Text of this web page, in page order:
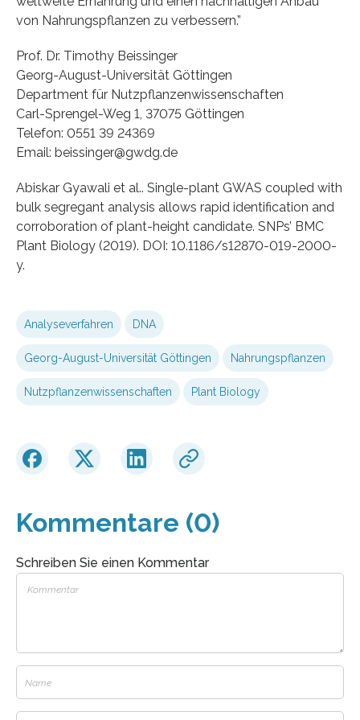
von Nahrungspflanzen zu verbessern.”
Prof. Dr. Timothy Beissinger
Georg-August-Universität Göttingen
Department für Nutzpflanzenwissenschaften
Carl-Sprengel-Weg 1, 37075 Göttingen
Telefon: 0551 39 24369
Email: beissinger@gwdg.de
Abiskar Gyawali et al.. Single-plant GWAS coupled with
bulk segregant analysis allows rapid identification and
corroboration of plant-height candidate. SNPs’ BMC
Plant Biology (2019). DOI: 10.1186/s12870-019-2000-
y.
Analyseverfahren DNA
Georg-August-Universität Göttingen Nahrungspflanzen
Nutzpflanzenwissenschaften Plant Biology
Kommentare (0)
Schreiben Sie einen Kommentar